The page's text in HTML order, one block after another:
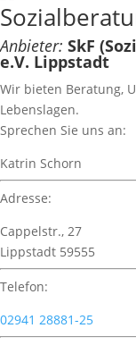
Anbieter: SkF
e.V. Lippstadt
Wir bieten Beratung,
Lebenslagen.
Sprechen Sie uns an:
Katrin Schorn
Adresse:
Cappelstr., 27
Lippstadt 59555
Telefon:
02941 28881-25